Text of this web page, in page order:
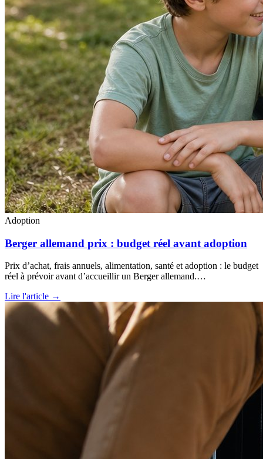
Adoption
Berger allemand prix : budget réel avant adoption
Prix d’achat, frais annuels, alimentation, santé et adoption : le budget
réel à prévoir avant d’accueillir un Berger allemand.…
Lire l'article →